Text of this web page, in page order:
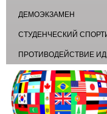
ДЕМОЭКЗАМЕН
СТУДЕНЧЕСКИЙ
ПРОТИВОДЕЙСТВИЕ